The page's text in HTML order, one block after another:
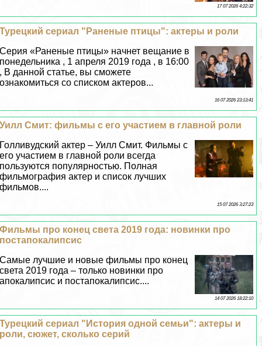
17 07 2026 4:22:32
Турецкий сериал "Раненые птицы": актеры и роли
Серия «Раненые птицы» начнет вещание в
понедельника , 1 апреля 2019 года , в 16:00
, В данной статье, вы сможете
ознакомиться со списком актеров...
16 07 2026 23:13:41
Уилл Смит: фильмы с его участием в главной роли
Голливудский актер – Уилл Смит. Фильмы с
его участием в главной роли всегда
пользуются популярностью. Полная
фильмография актер и список лучших
фильмов....
15 07 2026 3:27:23
Фильмы про конец света 2019 года: новинки про
постапокалипсис
Самые лучшие и новые фильмы про конец
света 2019 года – только новинки про
апокалипсис и постапокалипсис....
14 07 2026 18:22:10
Турецкий сериал "История одной семьи": актеры и
роли, сюжет, сколько серий